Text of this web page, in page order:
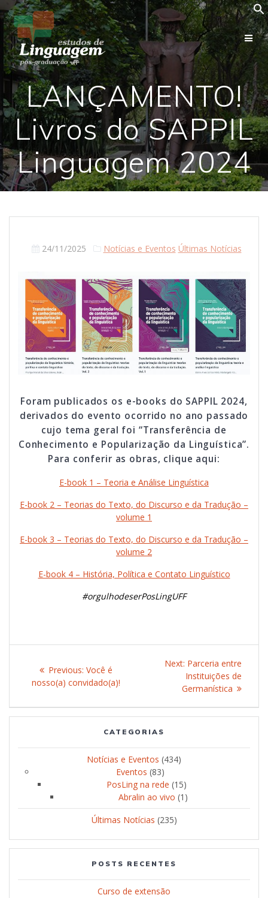
Skip
to
content
LANÇAMENTO!
Livros do SAPPIL
Linguagem 2024
24/11/2025 Notícias e Eventos Últimas Notícias
Foram publicados os e-books do SAPPIL 2024,
derivados do evento ocorrido no ano passado
cujo tema geral foi “Transferência de
Conhecimento e Popularização da Linguística”.
Para conferir as obras, clique aqui:
E-book 1 – Teoria e Análise Linguística
E-book 2 – Teorias do Texto, do Discurso e da Tradução –
volume 1
E-book 3 – Teorias do Texto, do Discurso e da Tradução –
volume 2
E-book 4 – História, Política e Contato Linguístico
#orgulhodeserPosLingUFF
navigation
Previous: Previous
post:
Você é
nosso(a) convidado(a)!
Next: Next
post:
Parceria entre
Instituições de
Germanística
CATEGORIAS
Notícias e Eventos (434)
Eventos (83)
PosLing na rede (15)
Abralin ao vivo (1)
Últimas Notícias (235)
POSTS RECENTES
Curso de extensão